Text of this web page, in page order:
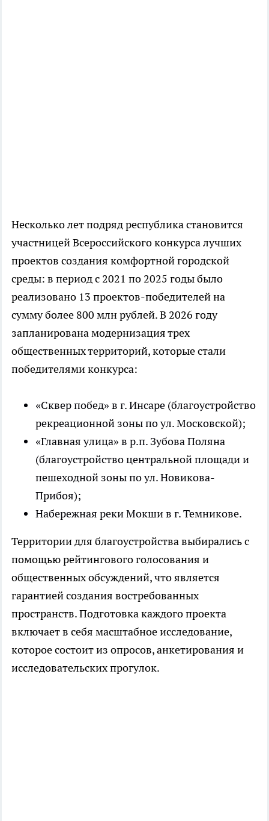
Несколько лет подряд республика становится
участницей Всероссийского конкурса лучших
проектов создания комфортной городской
среды: в период с 2021 по 2025 годы было
реализовано 13 проектов-победителей на
сумму более 800 млн рублей. В 2026 году
запланирована модернизация трех
общественных территорий, которые стали
победителями конкурса:
«Сквер побед» в г. Инсаре (благоустройство
рекреационной зоны по ул. Московской);
«Главная улица» в р.п. Зубова Поляна
(благоустройство центральной площади и
пешеходной зоны по ул. Новикова-
Прибоя);
Набережная реки Мокши в г. Темникове.
Территории для благоустройства выбирались с
помощью рейтингового голосования и
общественных обсуждений, что является
гарантией создания востребованных
пространств. Подготовка каждого проекта
включает в себя масштабное исследование,
которое состоит из опросов, анкетирования и
исследовательских прогулок.